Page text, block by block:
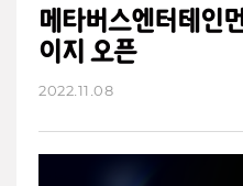
메타버스엔터테인
이지 오픈
2022.11.08
공
유
이
스
위
터